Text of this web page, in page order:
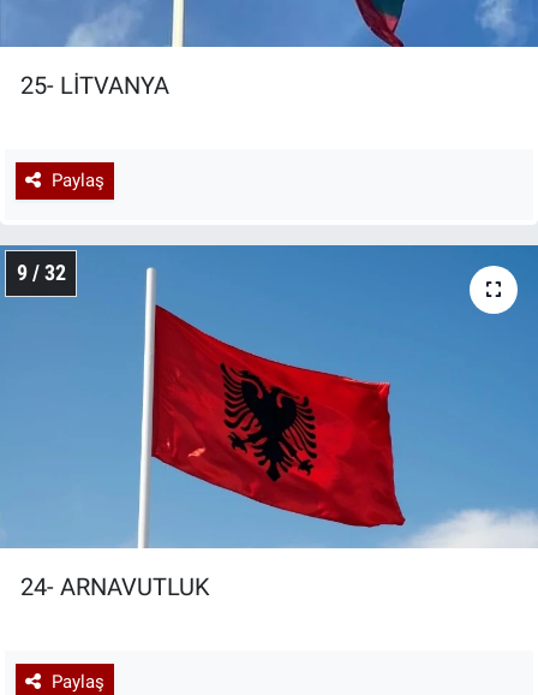
25- LİTVANYA
Paylaş
9 / 32
24- ARNAVUTLUK
Paylaş